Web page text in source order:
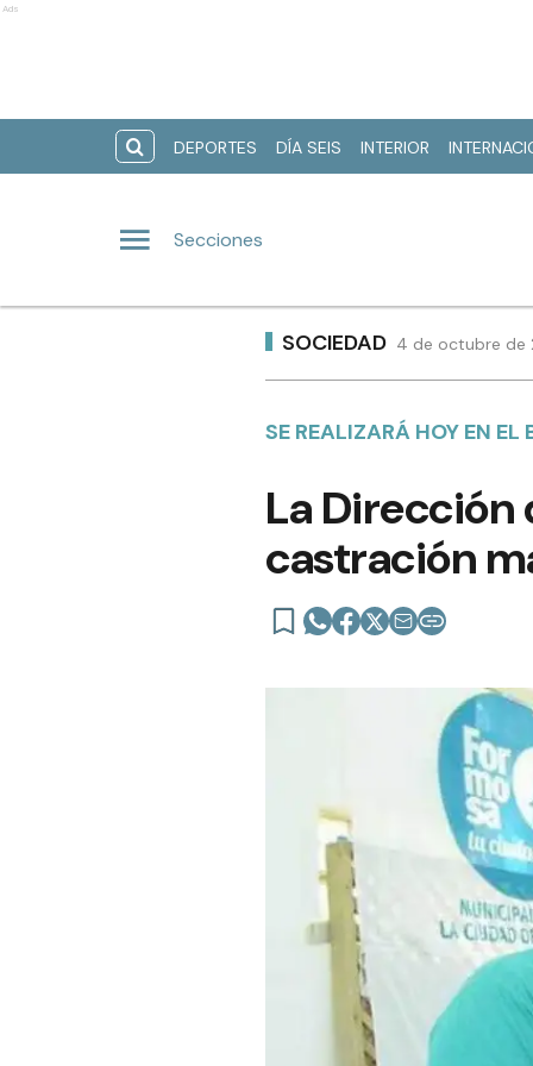
Ads
DEPORTES DÍA SEIS INTERIOR
Secciones
SOCIEDAD 4 de octubre de
SE REALIZARÁ HOY EN
La Dirección
castración